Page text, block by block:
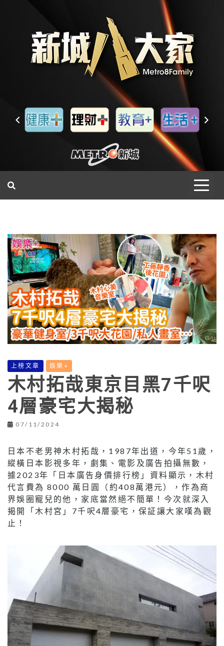
上榜文章 娛樂+
木村拓哉東京目黑7千呎
4層豪宅大揭秘
07/11/2024
日本不老男神木村拓哉，1987年出道，今年51歲，
縱橫日本影視多年，劇集、電影及廣告拍攝無數，
據2023年「日本廣告身價排行榜」資料顯示，木村
代言費為 8000 萬日圓（約408萬港元），作為商
界娛圈寵兒的他，家底當然絕不簡單！今次就深入
揭開「木村宮」7千呎4層豪宅，保証讓大家嘆為觀
止！